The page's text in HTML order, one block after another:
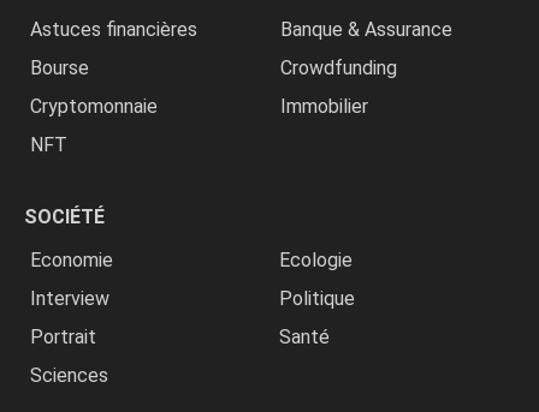
Astuces financières
Banque & Assurance
Bourse
Crowdfunding
Cryptomonnaie
Immobilier
NFT
SOCIÉTÉ
Economie
Ecologie
Interview
Politique
Portrait
Santé
Sciences